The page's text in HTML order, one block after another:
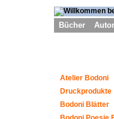
Bücher
Atelier Bodoni
Druckprodukte
Bodoni Blätter